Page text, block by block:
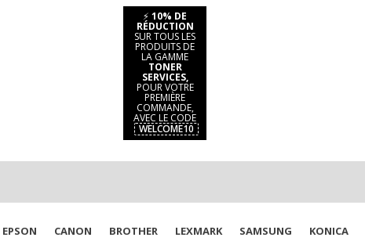
⚡ 10% DE
RÉDUCTION
SUR TOUS LES
PRODUITS DE
LA GAMME
TONER
SERVICES,
POUR VOTRE
PREMIÈRE
COMMANDE,
AVEC LE CODE
WELCOME10
EPSON CANON BROTHER LEXMARK SAMSUNG KONICA